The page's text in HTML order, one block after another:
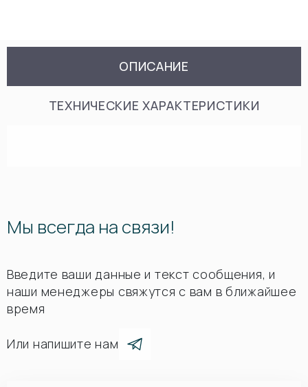
ОПИСАНИЕ
ТЕХНИЧЕСКИЕ ХАРАКТЕРИСТИКИ
Мы всегда на связи!
Введите ваши данные и текст сообщения, и
наши менеджеры свяжутся с вам в ближайшее
время
Или напишите нам